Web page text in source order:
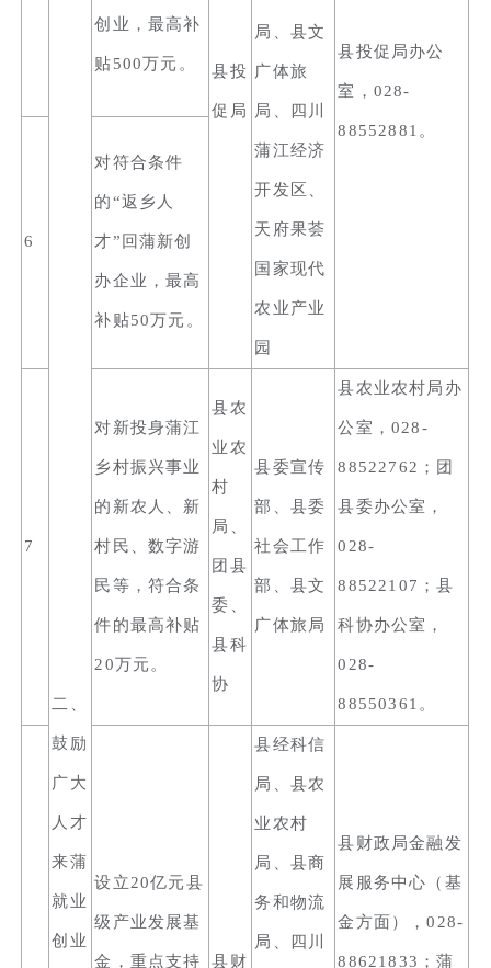
二、
鼓励
广大
人才
来蒲
就业
创业
创业，最高补
贴500万元。 县投
促局
局、县文
广体旅
局、四川
蒲江经济
开发区、
天府果荟
国家现代
农业产业
园
县投促局办公
室，028-
88552881。
6
对符合条件
的“返乡人
才”回蒲新创
办企业，最高
补贴50万元。
7
对新投身蒲江
乡村振兴事业
的新农人、新
村民、数字游
民等，符合条
件的最高补贴
20万元。
县农
业农
村
局、
团县
委、
县科
协
县委宣传
部、县委
社会工作
部、县文
广体旅局
县农业农村局办
公室，028-
88522762；团
县委办公室，
028-
88522107；县
科协办公室，
028-
88550361。
设立20亿元县
级产业发展基
金，重点支持 县财
县经科信
局、县农
业农村
局、县商
务和物流
局、四川
县财政局金融发
展服务中心（基
金方面），028-
88621833；蒲